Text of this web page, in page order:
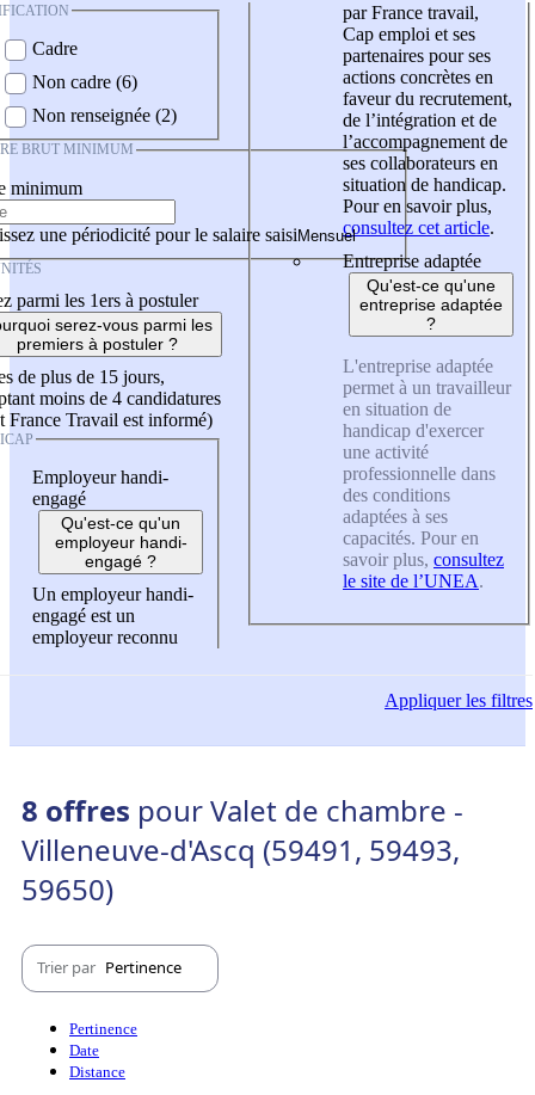
Cadre
Non cadre (6)
Non renseignée (2)
BRUT MINIMUM
minimum
une périodicité pour le salaire saisi
parmi les 1ers à postuler
serez-vous parmi les
premiers à postuler ?
de plus de 15 jours,
moins de 4 candidatures
France Travail est informé)
Employeur handi-
engagé
Qu'est-ce qu'un
employeur handi-
engagé ?
Un employeur handi-
engagé est un
employeur reconnu
par France travail,
Cap emploi et ses
partenaires pour ses
actions concrètes en
faveur du recrutement,
de l’intégration et de
l’accompagnement de
ses collaborateurs en
situation de handicap.
Pour en savoir plus,
consultez cet article.
Entreprise adaptée
Qu'est-ce qu'une
entreprise adaptée
?
L'entreprise adaptée
permet à un travailleur
en situation de
handicap d'exercer
une activité
professionnelle dans
des conditions
adaptées à ses
capacités. Pour en
savoir plus, consultez
le site de l’UNEA.
Appliquerles filtres
8 offres pour Valet de chambre -
Villeneuve-d'Ascq (59491, 59493,
59650)
Trier par Pertinence
Pertinence
Date
Distance